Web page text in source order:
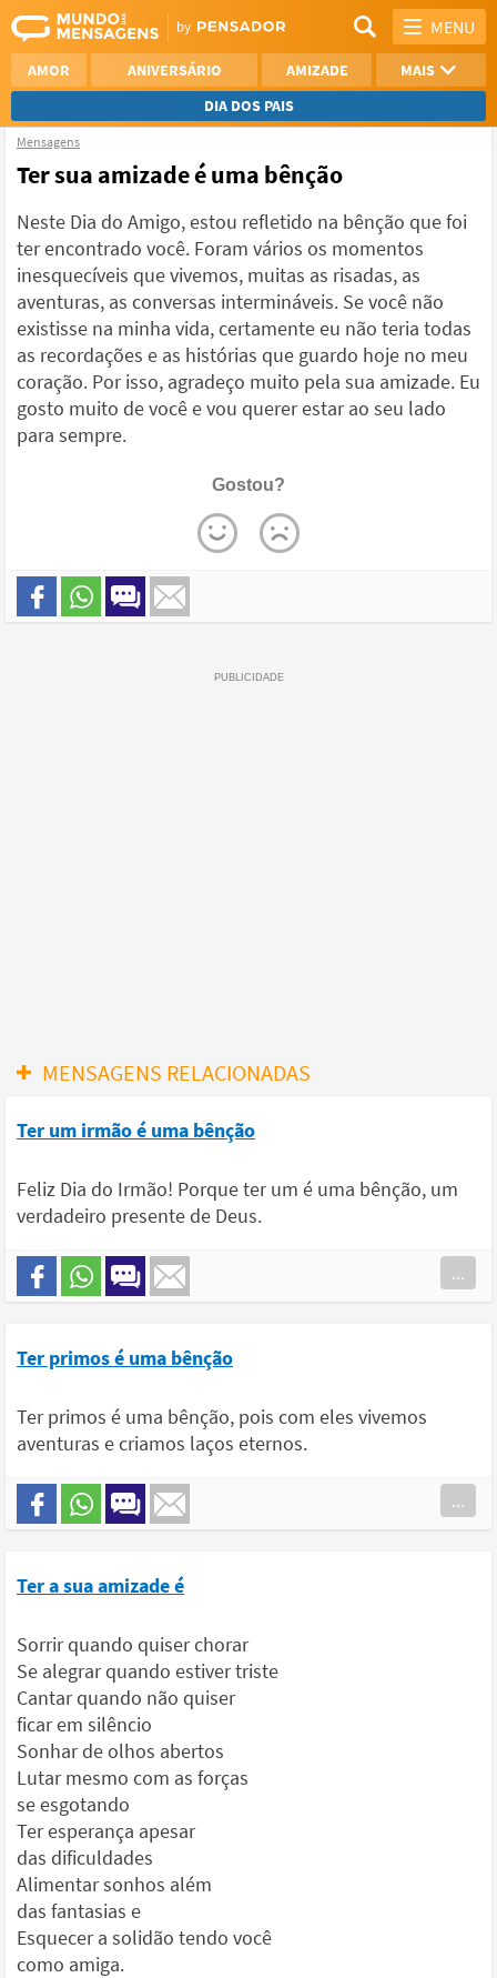
MENU
AMOR ANIVERSÁRIO AMIZADE
MAIS
DIA DOS PAIS
REFLEXÃO
AGRADECIMENTO
NAMORO
VER TODAS
Mensagens
Ter sua amizade é uma bênção
Neste Dia do Amigo, estou refletido na bênção que foi
ter encontrado você. Foram vários os momentos
inesquecíveis que vivemos, muitas as risadas, as
aventuras, as conversas intermináveis. Se você não
existisse na minha vida, certamente eu não teria todas
as recordações e as histórias que guardo hoje no meu
coração. Por isso, agradeço muito pela sua amizade. Eu
gosto muito de você e vou querer estar ao seu lado
para sempre.
Gostou?
MENSAGENS RELACIONADAS
Ter um irmão é uma bênção
Feliz Dia do Irmão! Porque ter um é uma bênção, um
verdadeiro presente de Deus.
...
Ter primos é uma bênção
Ter primos é uma bênção, pois com eles vivemos
aventuras e criamos laços eternos.
...
Ter a sua amizade é
Sorrir quando quiser chorar
Se alegrar quando estiver triste
Cantar quando não quiser
ficar em silêncio
Sonhar de olhos abertos
Lutar mesmo com as forças
se esgotando
Ter esperança apesar
das dificuldades
Alimentar sonhos além
das fantasias e
Esquecer a solidão tendo você
como amiga.